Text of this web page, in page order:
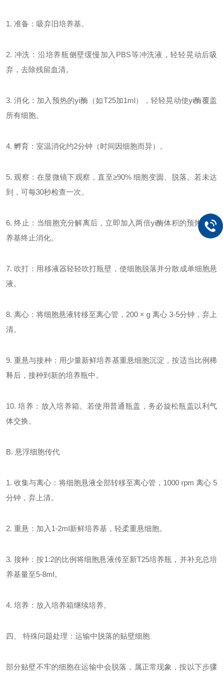
1. 准备：吸弃旧培养基。
2. 冲洗：沿培养瓶侧壁缓慢加入PBS等冲洗液，轻轻晃动后吸
弃，去除残留血清。
3. 消化：加入预热的yi酶（如T25加1ml），轻轻晃动使yi酶覆盖
所有细胞。
4. 孵育：室温消化约2分钟（时间因细胞而异）。
5. 观察：在显微镜下观察，直至≥90% 细胞变圆、脱落。若未达
到，可每30秒检查一次。
6. 终止：当细胞充分解离后，立即加入两倍yi酶体积的预热的培
养基终止消化。
7. 吹打：用移液器轻轻吹打瓶壁，使细胞脱落并分散成单细胞悬
液。
8. 离心：将细胞悬液转移至离心管，200 × g 离心 3-5分钟，弃上
清。
9. 重悬与接种：用少量新鲜培养基重悬细胞沉淀，按适当比例稀
释后，接种到新的培养瓶中。
10. 培养：放入培养箱。若使用普通瓶盖，务必旋松瓶盖以利气
体交换。
B. 悬浮细胞传代
1. 收集与离心：将细胞悬液全部转移至离心管，1000 rpm 离心 5
分钟，弃上清。
2. 重悬：加入1-2ml新鲜培养基，轻柔重悬细胞。
3. 接种：按1:2的比例将细胞悬液传至新T25培养瓶，并补充总培
养基量至5-8ml。
4. 培养：放入培养箱继续培养。
四、 特殊问题处理：运输中脱落的贴壁细胞
部分贴壁不牢的细胞在运输中会脱落，属正常现象，按以下步骤